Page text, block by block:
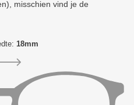
misschien vind je de
18mm